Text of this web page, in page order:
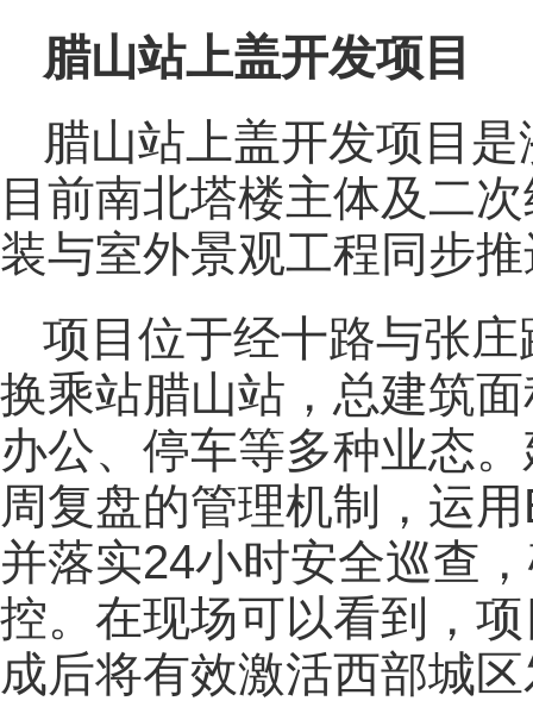
腊山站上盖开发项目
腊山站上盖开发项目
目前南北塔楼主体及二
装与室外景观工程同步
项目位于经十路与张
换乘站腊山站，总建筑
办公、停车等多种业态
周复盘的管理机制，运
并落实24小时安全巡查
控。在现场可以看到，
成后将有效激活西部城